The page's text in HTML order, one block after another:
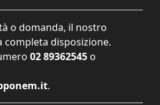
o domanda, il nostro
completa disposizione.
02 89362545 o
.